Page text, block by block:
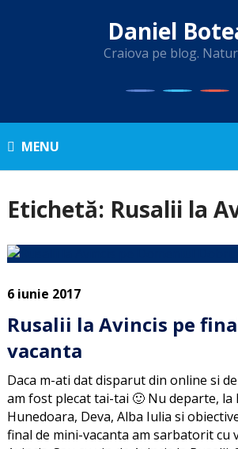
Daniel
Craiova pe blog.
MENU
Etichetă: Rusalii la
6 iunie 2017
Rusalii la Avincis pe
vacanta
Daca m-ati dat disparut din online si
am fost plecat tai-tai 🙂 Nu departe, la
Hunedoara, Deva, Alba Iulia si
final de mini-vacanta am sarbatorit cu